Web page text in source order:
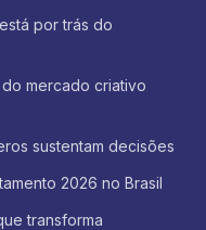
por trás do
mercado criativo
sustentam decisões
2026 no Brasil
transforma